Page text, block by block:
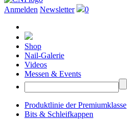
Anmelden Newsletter 0
Shop
Nail-Galerie
Videos
Messen & Events
Produktlinie der Premiumklasse
Bits & Schleifkappen